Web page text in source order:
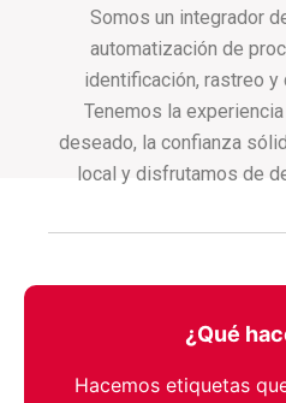
Somos un integrador
automatización de
identificación, rastreo
Tenemos la
deseado, la confianza
local y disfrutamos de
¿Qué
Hacemos etiquetas